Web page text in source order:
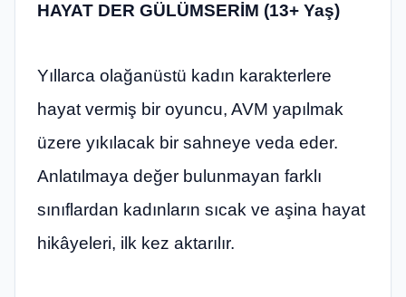
HAYAT DER GÜLÜMSERİM (13+ Yaş)
Yıllarca olağanüstü kadın karakterlere
hayat vermiş bir oyuncu, AVM yapılmak
üzere yıkılacak bir sahneye veda eder.
Anlatılmaya değer bulunmayan farklı
sınıflardan kadınların sıcak ve aşina hayat
hikâyeleri, ilk kez aktarılır.